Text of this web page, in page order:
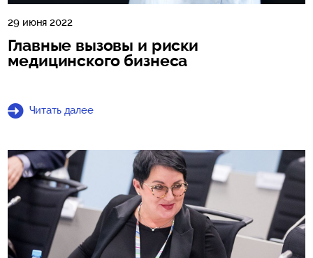
29 июня 2022
Главные вызовы и риски
медицинского бизнеса
Читать далее